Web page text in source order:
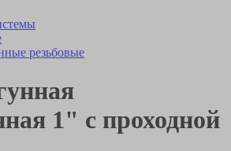
резьбовые
1" с проходной